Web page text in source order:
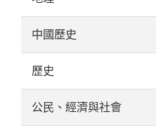
中國歷史
歷史
公民、經濟與社會